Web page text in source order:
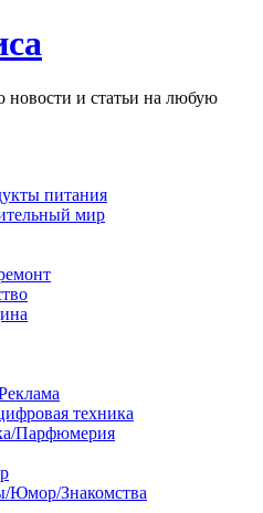
новости и статьи на любую
питания
мир
техника
Парфюмерия
Юмор/Знакомства